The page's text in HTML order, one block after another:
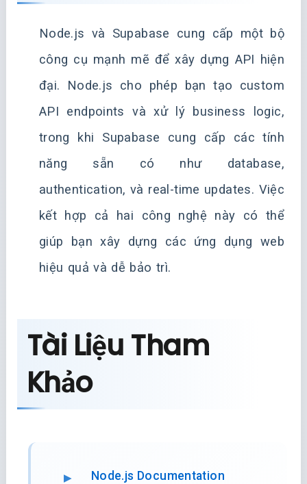
Node.js và Supabase cung cấp một bộ
công cụ mạnh mẽ để xây dựng API hiện
đại. Node.js cho phép bạn tạo custom
API endpoints và xử lý business logic,
trong khi Supabase cung cấp các tính
năng sẵn có như database,
authentication, và real-time updates. Việc
kết hợp cả hai công nghệ này có thể
giúp bạn xây dựng các ứng dụng web
hiệu quả và dễ bảo trì.
Tài Liệu Tham
Khảo
Node.js Documentation